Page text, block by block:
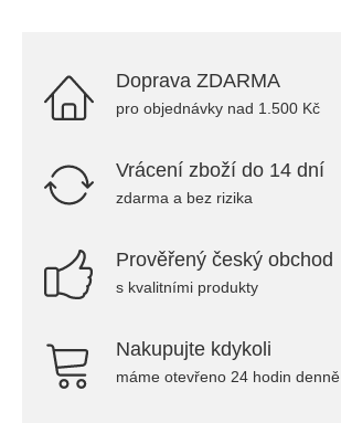
Doprava ZDARMA
pro objednávky nad 1.500 Kč
Vrácení zboží do 14 dní
zdarma a bez rizika
Prověřený český obchod
s kvalitními produkty
Nakupujte kdykoli
máme otevřeno 24 hodin denně